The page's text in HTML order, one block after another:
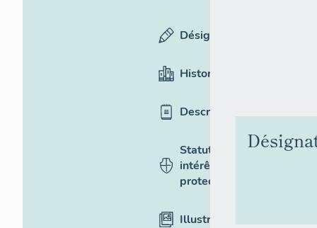
Désignation
Historique
Description
Statut,
intérêt et
protection
Illustrations